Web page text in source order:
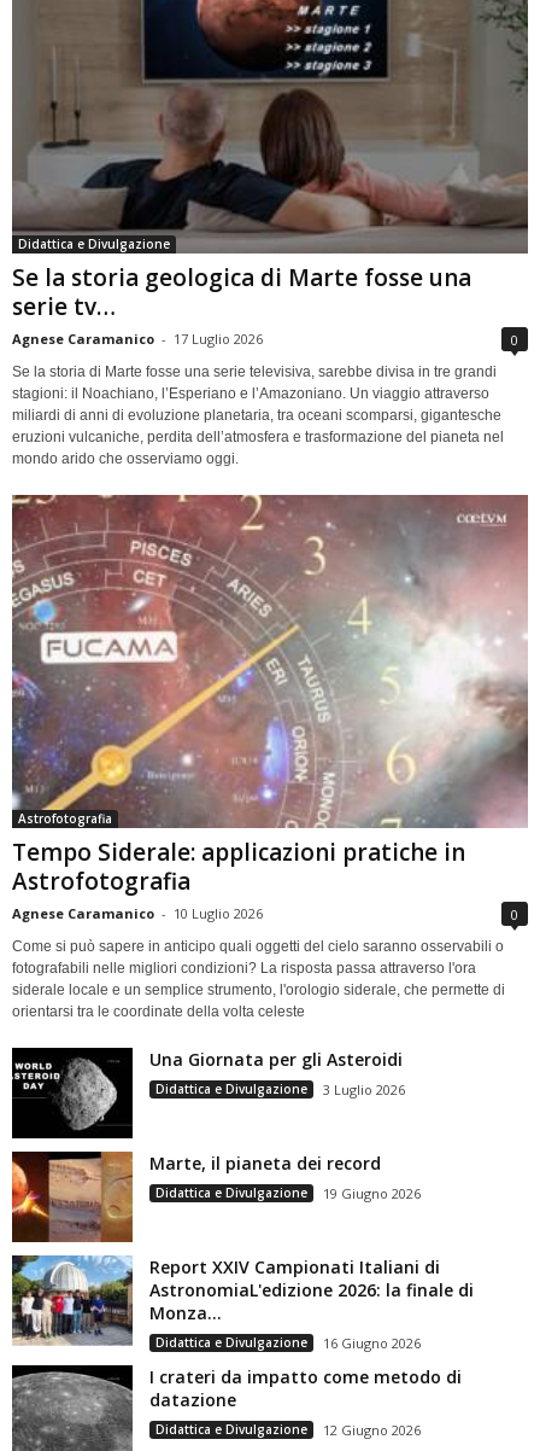
Didattica e Divulgazione
Se la storia geologica di Marte fosse una
serie tv…
Agnese Caramanico - 17 Luglio 2026 0
Se la storia di Marte fosse una serie televisiva, sarebbe divisa in tre grandi
stagioni: il Noachiano, l’Esperiano e l’Amazoniano. Un viaggio attraverso
miliardi di anni di evoluzione planetaria, tra oceani scomparsi, gigantesche
eruzioni vulcaniche, perdita dell’atmosfera e trasformazione del pianeta nel
mondo arido che osserviamo oggi.
Astrofotografia
Tempo Siderale: applicazioni pratiche in
Astrofotografia
Agnese Caramanico - 10 Luglio 2026 0
Come si può sapere in anticipo quali oggetti del cielo saranno osservabili o
fotografabili nelle migliori condizioni? La risposta passa attraverso l'ora
siderale locale e un semplice strumento, l'orologio siderale, che permette di
orientarsi tra le coordinate della volta celeste
Una Giornata per gli Asteroidi
Didattica e Divulgazione 3 Luglio 2026
Marte, il pianeta dei record
Didattica e Divulgazione 19 Giugno 2026
Report XXIV Campionati Italiani di
AstronomiaL'edizione 2026: la finale di
Monza...
Didattica e Divulgazione 16 Giugno 2026
I crateri da impatto come metodo di
datazione
Didattica e Divulgazione 12 Giugno 2026